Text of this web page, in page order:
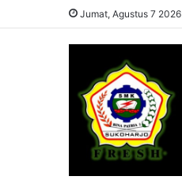
Jumat, Agustus 7 2026